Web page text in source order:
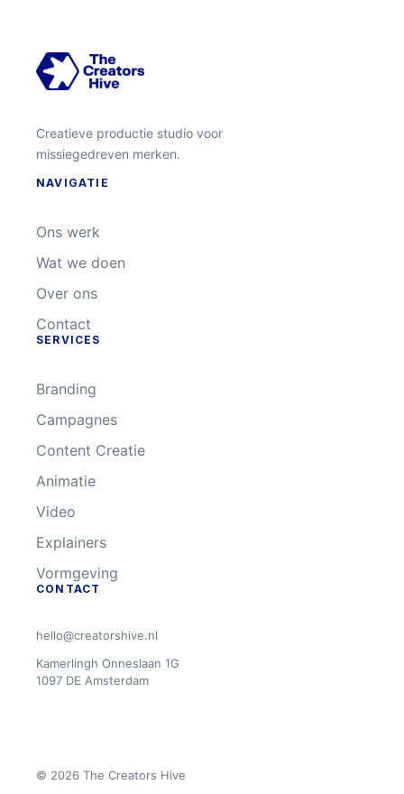
Creatieve productie studio voor
missiegedreven merken.
NAVIGATIE
Ons werk
Wat we doen
Over ons
Contact
SERVICES
Branding
Campagnes
Content Creatie
Animatie
Video
Explainers
Vormgeving
CONTACT
hello@creatorshive.nl
Kamerlingh Onneslaan 1G
1097 DE Amsterdam
© 2026 The Creators Hive